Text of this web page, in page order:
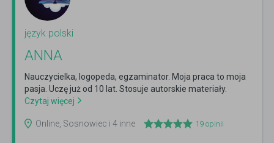
język polski
ANNA
Nauczycielka, logopeda, egzaminator. Moja praca to moja
pasja. Uczę już od 10 lat. Stosuje autorskie materiały.
Czytaj więcej
Online, Sosnowiec i 4 inne 19 opinii